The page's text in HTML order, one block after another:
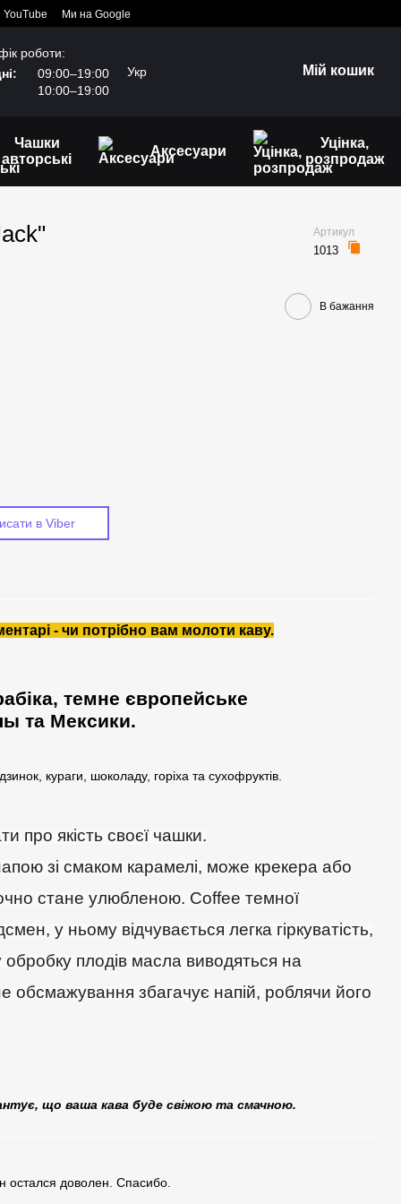
YouTube Ми на Google
роботи:
09:00–19:00
10:00–19:00
Укр Мій кошик
Чашки
авторські
Аксесуари
Уцінка,
розпродаж
Артикул
1013
В бажання
в Viber
- чи потрібно вам молоти каву.
темне європейське
та Мексики.
кураги, шоколаду, горіха та сухофруктів.
про якість своєї чашки.
зі смаком карамелі, може крекера або
стане улюбленою. Сoffee темної
у ньому відчувається легка гіркуватість,
обробку плодів масла виводяться на
обсмажування збагачує напій, роблячи його
що ваша кава буде свіжою та смачною.
остался доволен. Спасибо.